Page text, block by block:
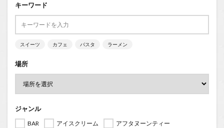
キーワード
スイーツ カフェ パスタ ラーメン
場所
ジャンル
BAR アイスクリーム
アフタヌーンティー